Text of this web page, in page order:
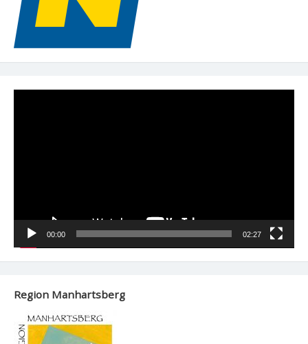
00:00 02:27
Region Manhartsberg